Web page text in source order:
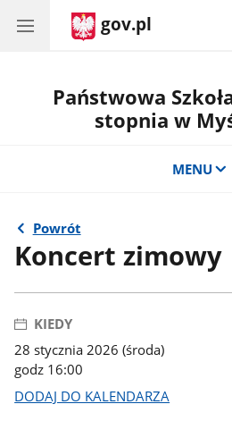
gov.pl
Państwowa
stopnia w
MENU
Powrót
Koncert zimowy
KIEDY
28 stycznia 2026 (środa)
godz 16:00
DODAJ DO KALENDARZA